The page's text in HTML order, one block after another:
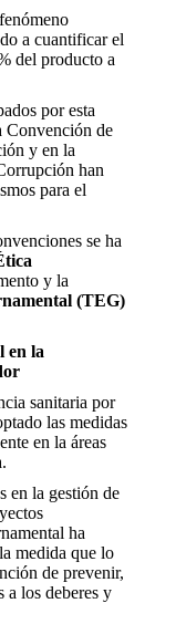
a cuantificar el
del producto a
por esta
Convención de
y en la
han
para el
se ha
y la
(TEG)
en la
sanitaria por
las medidas
en la áreas
en la gestión de
ha
medida que lo
de prevenir,
a los deberes y